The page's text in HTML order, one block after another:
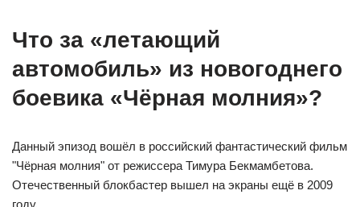
Что за «летающий
автомобиль» из новогоднего
боевика «Чёрная молния»?
Данный эпизод вошёл в российский фантастический фильм
"Чёрная молния" от режиссера Тимура Бекмамбетова.
Отечественный блокбастер вышел на экраны ещё в 2009
году.